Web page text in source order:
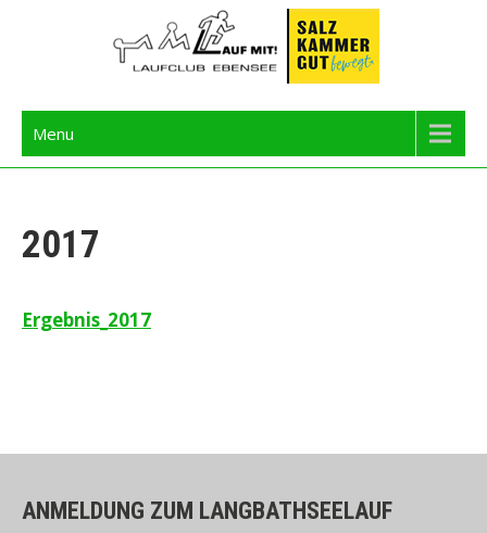
Langbathseelauf
Menu
2017
Ergebnis_2017
ANMELDUNG ZUM LANGBATHSEELAUF